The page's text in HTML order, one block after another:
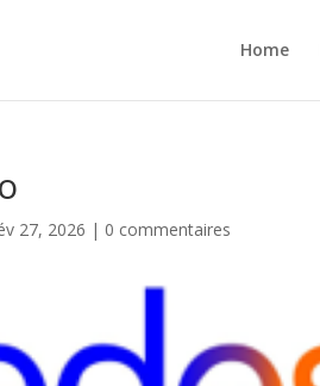
Home
27, 2026 | 0 commentaires